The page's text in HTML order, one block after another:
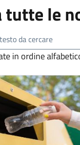
tutte le
in ordine